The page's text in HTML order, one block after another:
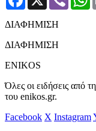
ΔΙΑΦΗΜΙΣΗ
ΔΙΑΦΗΜΙΣΗ
ENIKOS
Όλες οι ειδήσεις από
του enikos.gr.
Facebook X Instagram